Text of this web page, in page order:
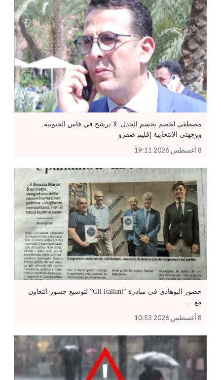
مصطفى لخصم يحسم الجدل: لا ترشح في فاس الجنوبية..
ووجهتي الانتخابية إقليم صفرو
8 أغسطس 2026 19:11
حضور البوهادي في مبادرة “Gli Italiani” لتوسيع جسور التعاون
مع…
8 أغسطس 2026 10:53